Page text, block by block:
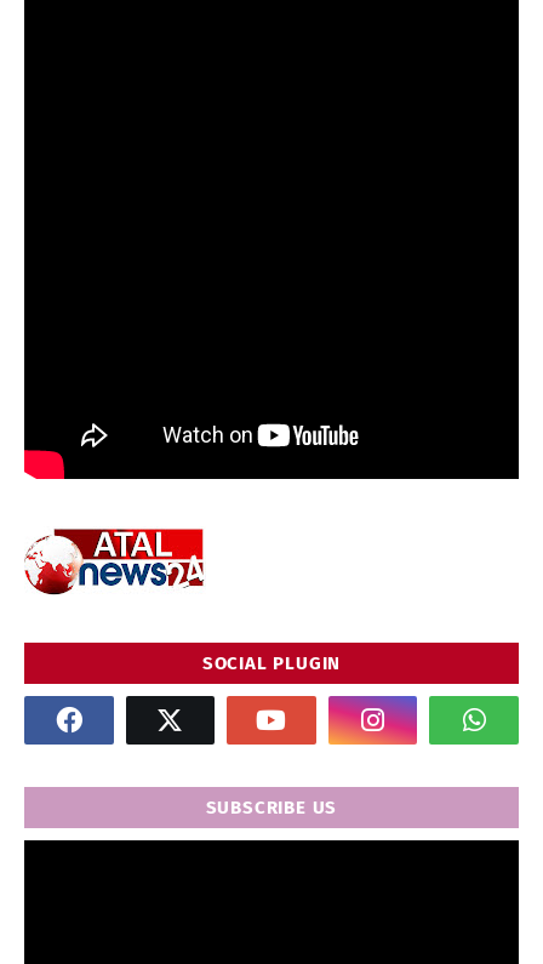
SOCIAL PLUGIN
SUBSCRIBE US